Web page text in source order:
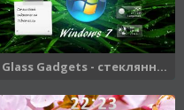
Glass Gadgets - стеклянн...